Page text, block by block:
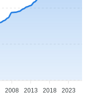
2008 2013 2018 2023